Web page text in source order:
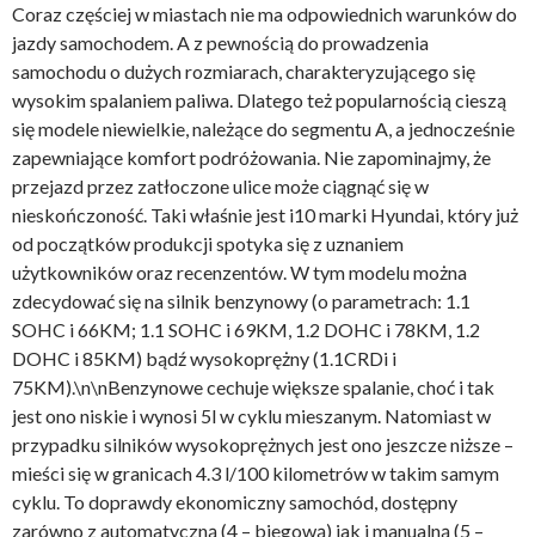
Coraz częściej w miastach nie ma odpowiednich warunków do
jazdy samochodem. A z pewnością do prowadzenia
samochodu o dużych rozmiarach, charakteryzującego się
wysokim spalaniem paliwa. Dlatego też popularnością cieszą
się modele niewielkie, należące do segmentu A, a jednocześnie
zapewniające komfort podróżowania. Nie zapominajmy, że
przejazd przez zatłoczone ulice może ciągnąć się w
nieskończoność. Taki właśnie jest i10 marki Hyundai, który już
od początków produkcji spotyka się z uznaniem
użytkowników oraz recenzentów. W tym modelu można
zdecydować się na silnik benzynowy (o parametrach: 1.1
SOHC i 66KM; 1.1 SOHC i 69KM, 1.2 DOHC i 78KM, 1.2
DOHC i 85KM) bądź wysokoprężny (1.1CRDi i
75KM).\n\nBenzynowe cechuje większe spalanie, choć i tak
jest ono niskie i wynosi 5l w cyklu mieszanym. Natomiast w
przypadku silników wysokoprężnych jest ono jeszcze niższe –
mieści się w granicach 4.3 l/100 kilometrów w takim samym
cyklu. To doprawdy ekonomiczny samochód, dostępny
zarówno z automatyczną (4 – biegową) jak i manualną (5 –